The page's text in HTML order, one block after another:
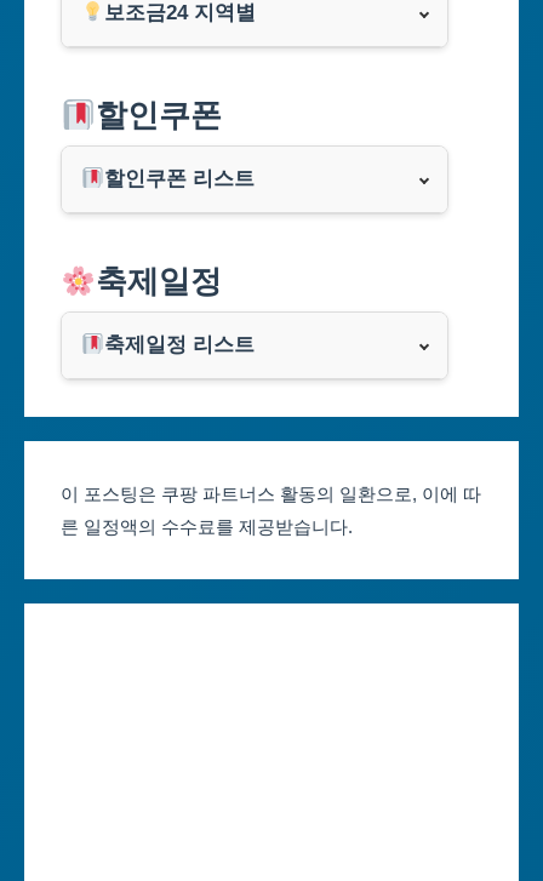
보조금24 지역별
부산광역시
대구광역시
인천광역시
광주광역시
대전광역시
할인쿠폰
할인쿠폰 리스트
쿠팡
클룩
축제일정
축제일정 리스트
대구축제 일정
인천축제 일정
이 포스팅은 쿠팡 파트너스 활동의 일환으로, 이에 따
른 일정액의 수수료를 제공받습니다.